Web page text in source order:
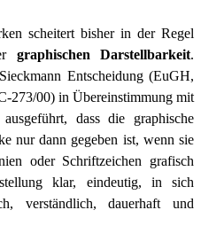
scheitert bisher in der Regel
graphischen Darstellbarkeit.
Entscheidung (EuGH,
273/00) in Übereinstimmung mit
dass die graphische
nur dann gegeben ist, wenn sie
oder Schriftzeichen grafisch
klar, eindeutig, in sich
verständlich, dauerhaft und